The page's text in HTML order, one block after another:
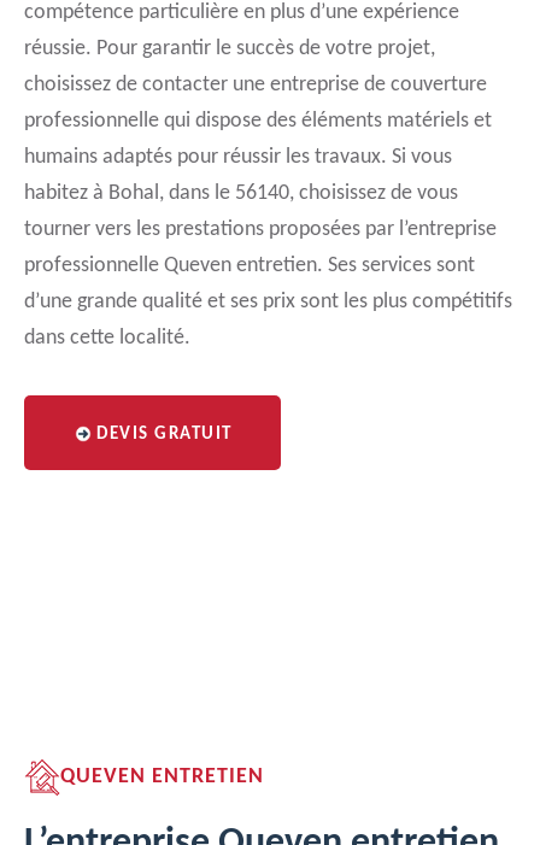
compétence particulière en plus d’une expérience
réussie. Pour garantir le succès de votre projet,
choisissez de contacter une entreprise de couverture
professionnelle qui dispose des éléments matériels et
humains adaptés pour réussir les travaux. Si vous
habitez à Bohal, dans le 56140, choisissez de vous
tourner vers les prestations proposées par l’entreprise
professionnelle Queven entretien. Ses services sont
d’une grande qualité et ses prix sont les plus compétitifs
dans cette localité.
DEVIS GRATUIT
QUEVEN ENTRETIEN